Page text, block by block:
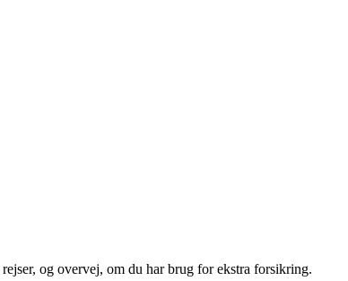
og overvej, om du har brug for ekstra forsikring.